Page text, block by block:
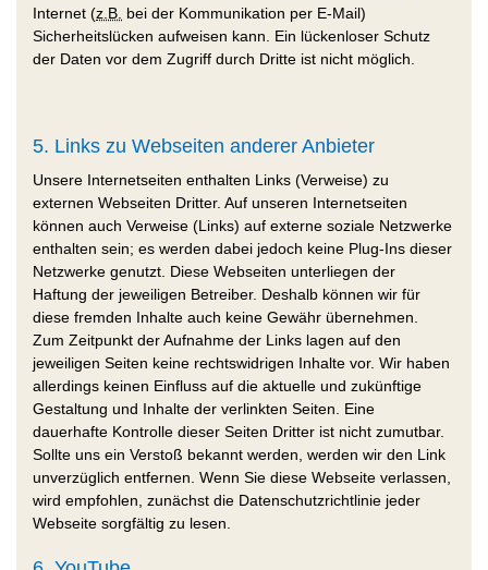
Internet (z.B. bei der Kommunikation per E-Mail)
Sicherheitslücken aufweisen kann. Ein lückenloser Schutz
der Daten vor dem Zugriff durch Dritte ist nicht möglich.
5. Links zu Webseiten anderer Anbieter
Unsere Internetseiten enthalten Links (Verweise) zu
externen Webseiten Dritter. Auf unseren Internetseiten
können auch Verweise (Links) auf externe soziale Netzwerke
enthalten sein; es werden dabei jedoch keine Plug-Ins dieser
Netzwerke genutzt. Diese Webseiten unterliegen der
Haftung der jeweiligen Betreiber. Deshalb können wir für
diese fremden Inhalte auch keine Gewähr übernehmen.
Zum Zeitpunkt der Aufnahme der Links lagen auf den
jeweiligen Seiten keine rechtswidrigen Inhalte vor. Wir haben
allerdings keinen Einfluss auf die aktuelle und zukünftige
Gestaltung und Inhalte der verlinkten Seiten. Eine
dauerhafte Kontrolle dieser Seiten Dritter ist nicht zumutbar.
Sollte uns ein Verstoß bekannt werden, werden wir den Link
unverzüglich entfernen. Wenn Sie diese Webseite verlassen,
wird empfohlen, zunächst die Datenschutzrichtlinie jeder
Webseite sorgfältig zu lesen.